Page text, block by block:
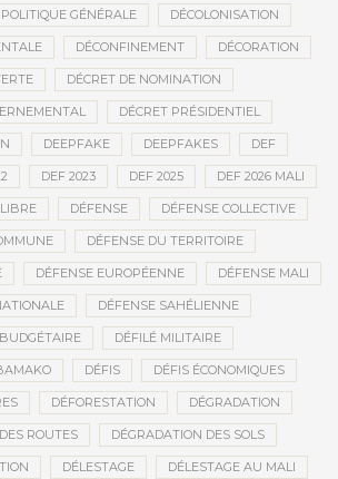
GÉNÉRALE DÉCOLONISATION
DÉCONFINEMENT DÉCORATION
DÉCRET DE NOMINATION
DÉCRET PRÉSIDENTIEL
DEEPFAKE DEEPFAKES DEF
DEF 2023 DEF 2025 DEF 2026 MALI
DÉFENSE DÉFENSE COLLECTIVE
DÉFENSE DU TERRITOIRE
DÉFENSE EUROPÉENNE DÉFENSE MALI
DÉFENSE SAHÉLIENNE
DÉFILÉ MILITAIRE
DÉFIS DÉFIS ÉCONOMIQUES
DÉFORESTATION DÉGRADATION
ROUTES DÉGRADATION DES SOLS
DÉLESTAGE DÉLESTAGE AU MALI